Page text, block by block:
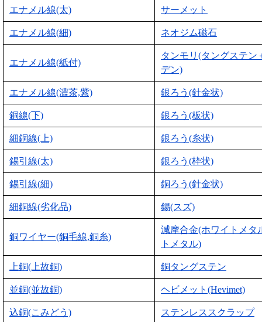
エナメル線(太) サーメット
エナメル線(細) ネオジム磁石
エナメル線(紙付)
タンモリ(タングステン
デン)
エナメル線(濃茶,紫) 銀ろう(針金状)
銅線(下) 銀ろう(板状)
細銅線(上) 銀ろう(糸状)
錫引線(太) 銀ろう(枠状)
錫引線(細) 銅ろう(針金状)
細銅線(劣化品) 錫(スズ)
銅ワイヤー(銅毛線,銅糸)
減摩合金(ホワイトメタ
トメタル)
上銅(上故銅) 銅タングステン
並銅(並故銅) ヘビメット(Hevimet)
込銅(こみどう) ステンレススクラップ